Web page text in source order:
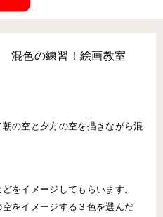
色の練習！絵画教室
の空と夕方の空を描きながら混
をイメージしてもらいます。
をイメージする３色を選んだ